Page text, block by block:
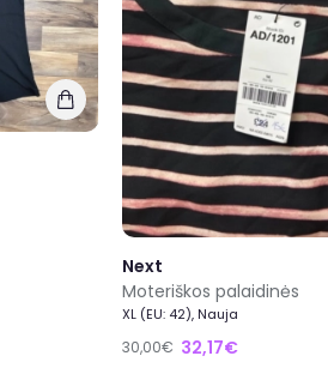
Next
Moteriškos palaidinės
XL (EU: 42), Nauja
30,00€ 32,17€